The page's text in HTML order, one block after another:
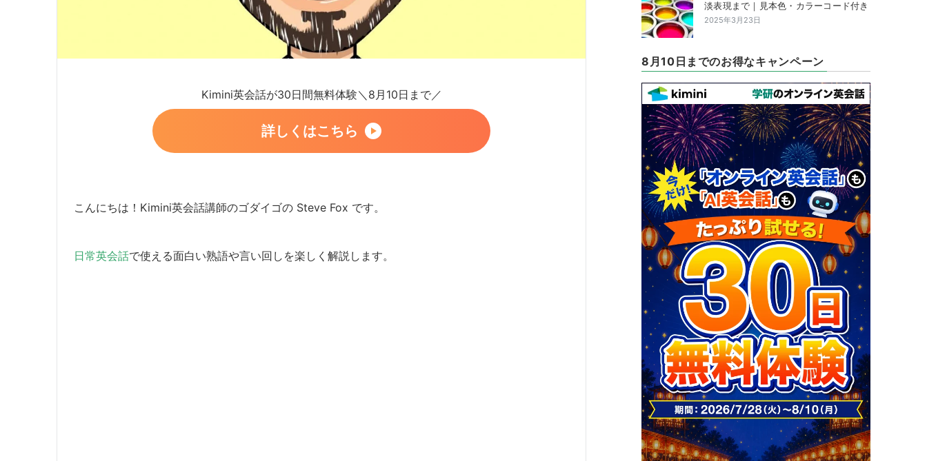
Kimini英会話が30日間無料体験＼8月10日まで／
詳しくはこちら
こんにちは！Kimini英会話講師のゴダイゴの Steve Fox です。
日常英会話で使える面白い熟語や言い回しを楽しく解説します。
淡表現まで｜見本色・カラーコード付き
2025年3月23日
8月10日までのお得なキャンペーン